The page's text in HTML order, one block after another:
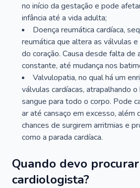
no início da gestação e pode
infância até a vida adulta;
Doença reumática cardíaca,
reumática que altera as válvulas
do coração. Causa desde falta de
constante, até mudança nos
Valvulopatia, no qual há um
válvulas cardíacas, atrapalhando
sangue para todo o corpo. Pode
ar até cansaço em excesso, além
chances de surgirem arritmias e
como a parada cardíaca.
Quando devo
cardiologista?